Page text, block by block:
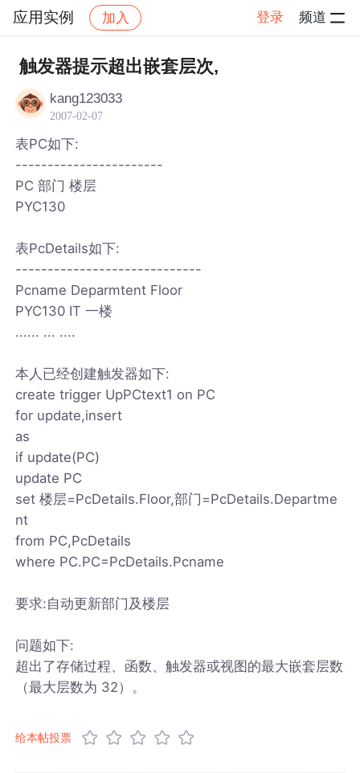
应用实例 加入 登录 频道
社区 应用实例 帖子详情
触发器提示超出嵌套层次,
kang123033
2007-02-07
表PC如下:
-----------------------
PC 部门 楼层
PYC130
表PcDetails如下:
-----------------------------
Pcname Deparmtent Floor
PYC130 IT 一楼
...... ... ....
本人已经创建触发器如下:
create trigger UpPCtext1 on PC
for update,insert
as
if update(PC)
update PC
set 楼层=PcDetails.Floor,部门=PcDetails.Departme
nt
from PC,PcDetails
where PC.PC=PcDetails.Pcname
要求:自动更新部门及楼层
问题如下:
超出了存储过程、函数、触发器或视图的最大嵌套层数
（最大层数为 32）。
给本帖投票